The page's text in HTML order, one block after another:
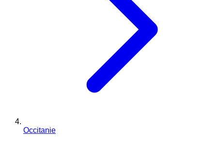
Occitanie